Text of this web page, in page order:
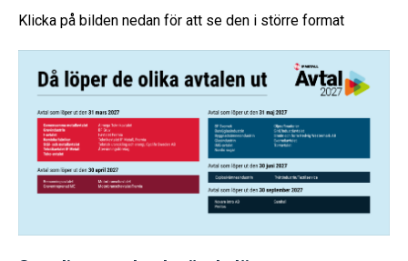
Klicka på bilden nedan för att se den i större format